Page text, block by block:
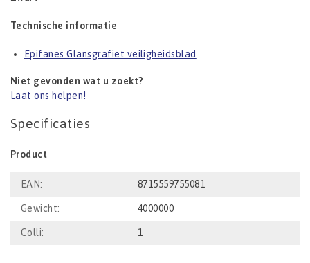
Technische informatie
Epifanes Glansgrafiet veiligheidsblad
Niet gevonden wat u zoekt?
Laat ons helpen!
Specificaties
Product
EAN: 8715559755081
Gewicht: 4000000
Colli: 1